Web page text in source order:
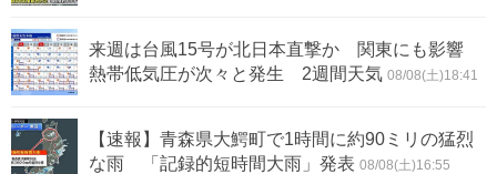
来週は台風15号が北日本直撃か 関東にも影響
熱帯低気圧が次々と発生 2週間天気 08/08(土)18:41
【速報】青森県大鰐町で1時間に約90ミリの猛烈
な雨 「記録的短時間大雨」発表 08/08(土)16:55